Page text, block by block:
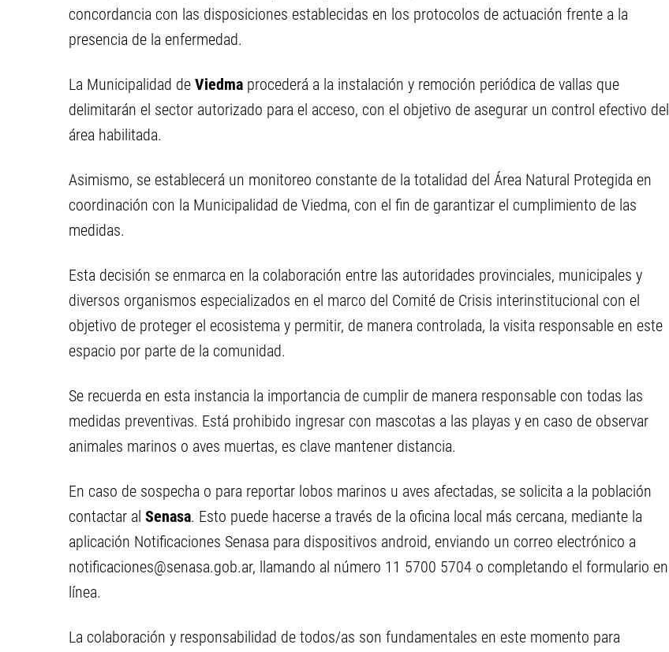
concordancia con las disposiciones establecidas en los protocolos de actuación frente a la
presencia de la enfermedad.
La Municipalidad de Viedma procederá a la instalación y remoción periódica de vallas que
delimitarán el sector autorizado para el acceso, con el objetivo de asegurar un control efectivo del
área habilitada.
Asimismo, se establecerá un monitoreo constante de la totalidad del Área Natural Protegida en
coordinación con la Municipalidad de Viedma, con el fin de garantizar el cumplimiento de las
medidas.
Esta decisión se enmarca en la colaboración entre las autoridades provinciales, municipales y
diversos organismos especializados en el marco del Comité de Crisis interinstitucional con el
objetivo de proteger el ecosistema y permitir, de manera controlada, la visita responsable en este
espacio por parte de la comunidad.
Se recuerda en esta instancia la importancia de cumplir de manera responsable con todas las
medidas preventivas. Está prohibido ingresar con mascotas a las playas y en caso de observar
animales marinos o aves muertas, es clave mantener distancia.
En caso de sospecha o para reportar lobos marinos u aves afectadas, se solicita a la población
contactar al Senasa. Esto puede hacerse a través de la oficina local más cercana, mediante la
aplicación Notificaciones Senasa para dispositivos android, enviando un correo electrónico a
notificaciones@senasa.gob.ar, llamando al número 11 5700 5704 o completando el formulario en
línea.
La colaboración y responsabilidad de todos/as son fundamentales en este momento para